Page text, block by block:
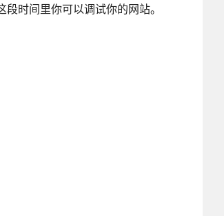
时间里你可以调试你的网站。